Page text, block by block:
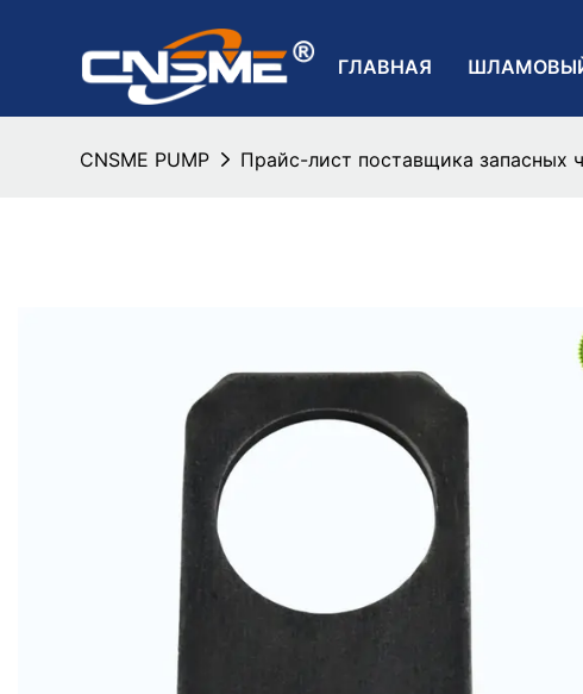
ГЛАВНАЯ
CNSME PUMP Прайс-лист поставщика запасных